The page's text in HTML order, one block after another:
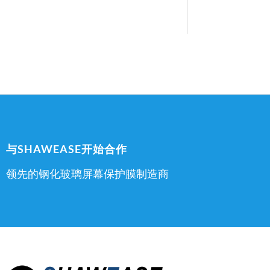
与SHAWEASE开始合作
领先的钢化玻璃屏幕保护膜制造商